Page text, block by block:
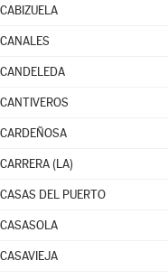
CABIZUELA
CANALES
CANDELEDA
CANTIVEROS
CARDEÑOSA
CARRERA (LA)
CASAS DEL PUERTO
CASASOLA
CASAVIEJA